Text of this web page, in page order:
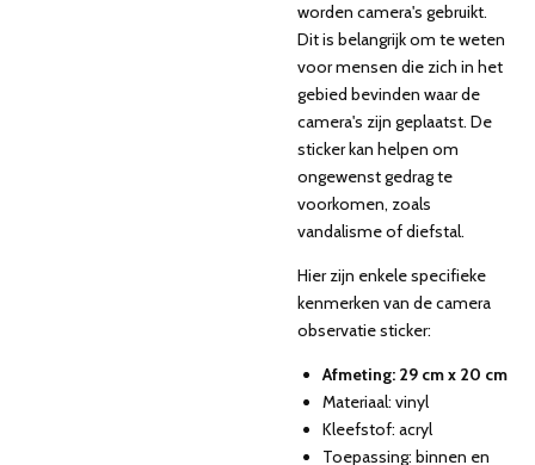
worden camera's gebruikt.
Dit is belangrijk om te weten
voor mensen die zich in het
gebied bevinden waar de
camera's zijn geplaatst. De
sticker kan helpen om
ongewenst gedrag te
voorkomen, zoals
vandalisme of diefstal.
Hier zijn enkele specifieke
kenmerken van de camera
observatie sticker:
Afmeting: 29 cm x 20 cm
Materiaal: vinyl
Kleefstof: acryl
Toepassing: binnen en